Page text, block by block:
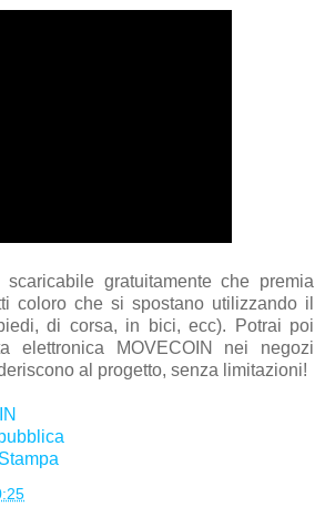
scaricabile gratuitamente che premia
coloro che si spostano utilizzando il
di corsa, in bici, ecc). Potrai poi
elettronica MOVECOIN nei negozi
al progetto, senza limitazioni!